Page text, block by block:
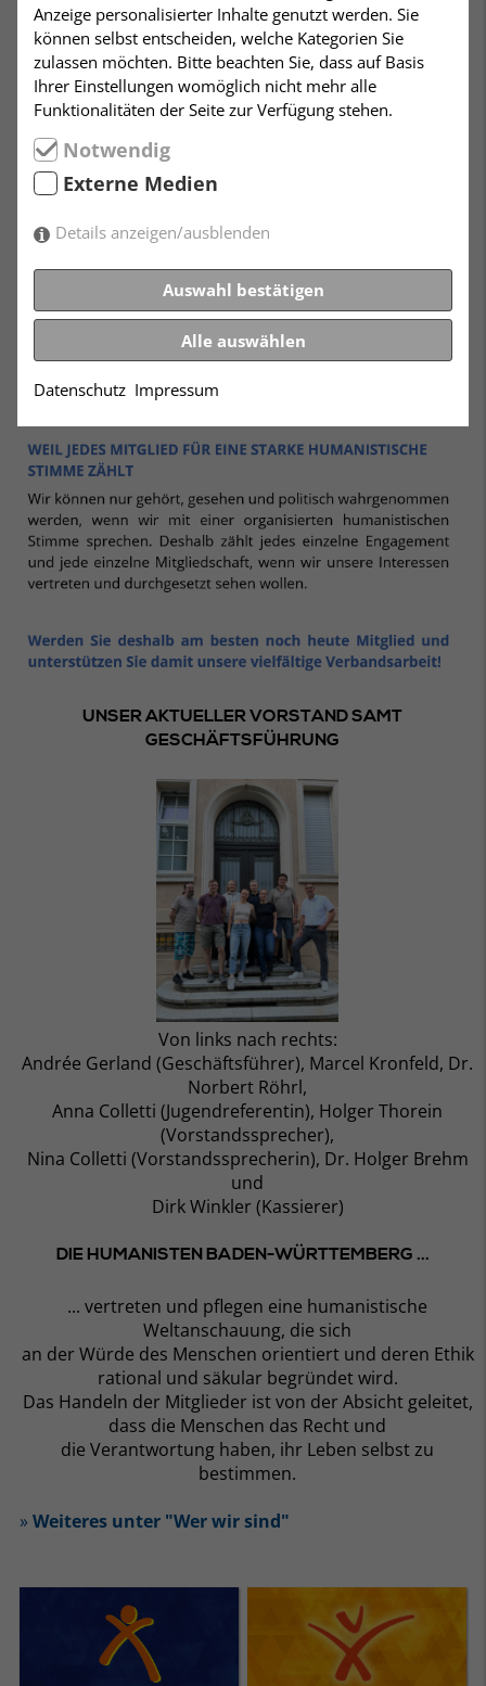
UNSER AKTUELLER VORSTAND SAMT
GESCHÄFTSFÜHRUNG
Von links nach rechts:
Andrée Gerland (Geschäftsführer), Marcel Kronfeld, Dr.
Norbert Röhrl,
Anna Colletti (Jugendreferentin), Holger Thorein
(Vorstandssprecher),
Nina Colletti (Vorstandssprecherin), Dr. Holger Brehm
und
Dirk Winkler (Kassierer)
DIE HUMANISTEN BADEN-WÜRTTEMBERG ...
... vertreten und pflegen eine humanistische
Weltanschauung, die sich
an der Würde des Menschen orientiert und deren Ethik
rational und säkular begründet wird.
Das Handeln der Mitglieder ist von der Absicht geleitet,
dass die Menschen das Recht und
die Verantwortung haben, ihr Leben selbst zu
bestimmen.
» Weiteres unter "Wer wir sind"
Anzeige personalisierter Inhalte genutzt werden. Sie
können selbst entscheiden, welche Kategorien Sie
zulassen möchten. Bitte beachten Sie, dass auf Basis
Ihrer Einstellungen womöglich nicht mehr alle
Funktionalitäten der Seite zur Verfügung stehen.
Notwendig
Externe Medien
Details anzeigen/ausblenden
Auswahl bestätigen
Alle auswählen
Datenschutz Impressum